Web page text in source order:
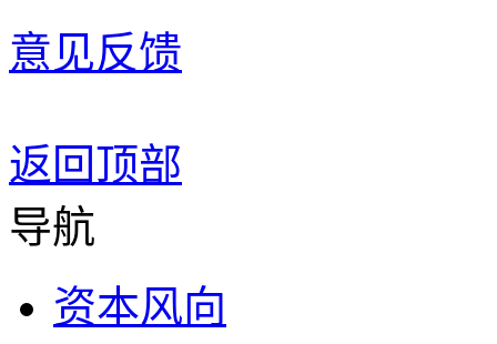
意见反馈
返回顶部
导航
资本风向